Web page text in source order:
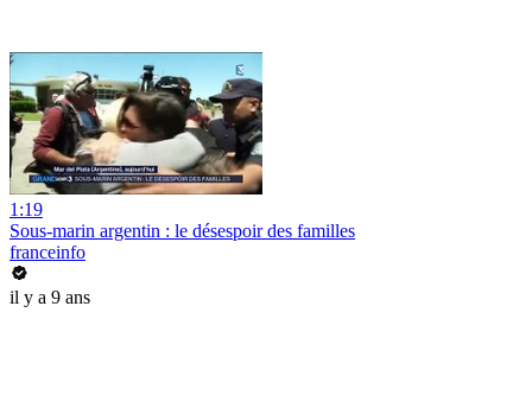
1:19
Sous-marin argentin : le désespoir des familles
franceinfo
il y a 9 ans